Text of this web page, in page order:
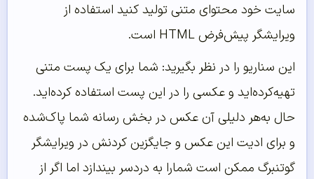
سایت خود محتوای متنی تولید کنید استفاده از
ویرایشگر پیش‌فرض HTML است.
این سناریو را در نظر بگیرید: شما برای یک پست متنی
تهیه‌کرده‌اید و عکسی را در این پست استفاده کرده‌اید.
حال به‌هر دلیلی آن عکس در بخش رسانه شما پاک‌شده
و برای ادیت این عکس و جایگزین کردنش در ویرایشگر
گوتنبرگ ممکن است شمارا به دردسر بیندازد اما اگر از